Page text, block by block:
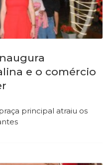
e o comércio
principal atraiu os